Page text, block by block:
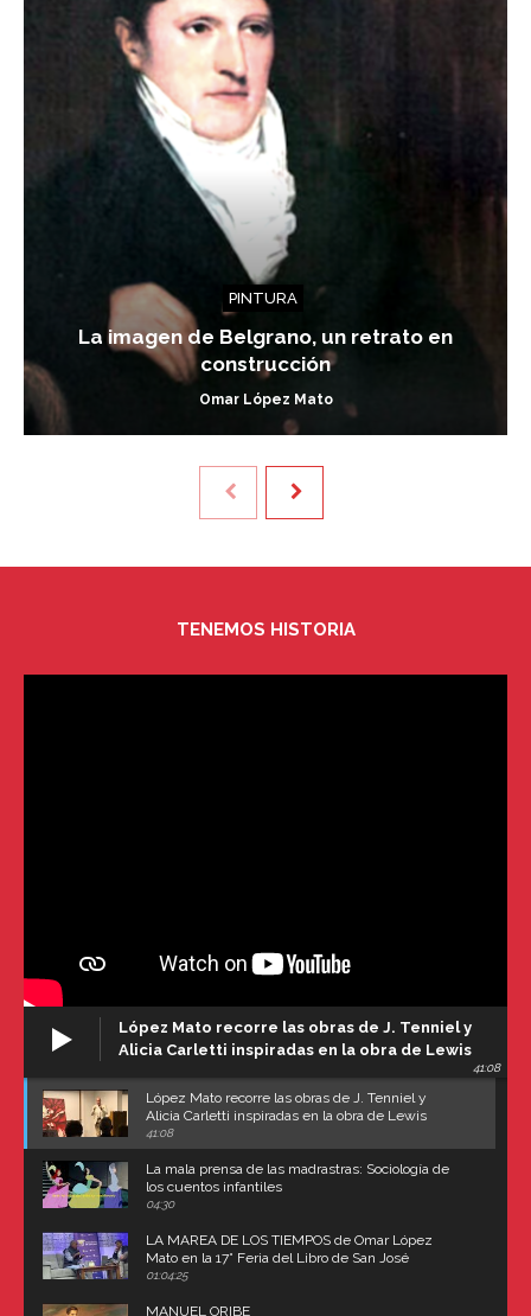
PINTURA
La imagen de Belgrano, un retrato en
construcción
Omar López Mato
TENEMOS HISTORIA
López Mato recorre las obras de J. Tenniel y
Alicia Carletti inspiradas en la obra de Lewis
41:08
López Mato recorre las obras de J. Tenniel y
Alicia Carletti inspiradas en la obra de Lewis
Carroll
41:08
La mala prensa de las madrastras: Sociología de
los cuentos infantiles
04:30
LA MAREA DE LOS TIEMPOS de Omar López
Mato en la 17° Feria del Libro de San José
(Uruguay)
01:04:25
MANUEL ORIBE